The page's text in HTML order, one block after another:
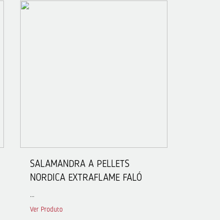
SALAMANDRA A PELLETS
NORDICA EXTRAFLAME FALÓ
...
Ver Produto